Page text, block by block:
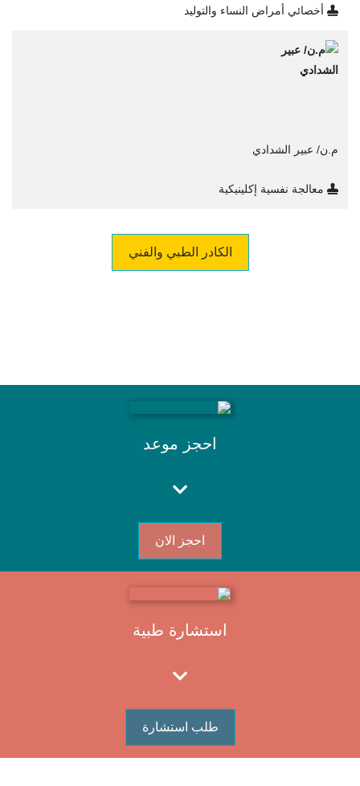
أخصائي أمراض النساء والتوليد
م.ن/ عبير الشدادي
معالجة نفسية إكلينيكية
الكادر الطبي والفني
احجز موعد
احجز الان
استشارة طبية
طلب استشارة